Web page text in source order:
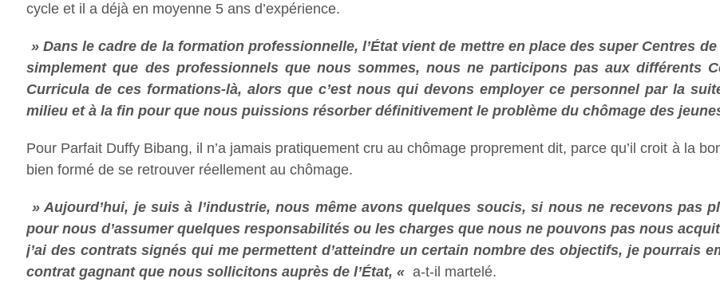
cycle et il a déjà en moyenne 5 ans d’expérience.
» Dans le cadre de la formation professionnelle, l’État vient de mettre en place des super Centres
simplement que des professionnels que nous sommes, nous ne participons pas aux différents
Curricula de ces formations-là, alors que c’est nous qui devons employer ce personnel par la
milieu et à la fin pour que nous puissions résorber définitivement le problème du chômage des
Pour Parfait Duffy Bibang, il n’a jamais pratiquement cru au chômage proprement dit, parce qu’il croit à la
bien formé de se retrouver réellement au chômage.
» Aujourd’hui, je suis à l’industrie, nous même avons quelques soucis, si nous ne recevons pas
pour nous d’assumer quelques responsabilités ou les charges que nous ne pouvons pas nous
j’ai des contrats signés qui me permettent d’atteindre un certain nombre des objectifs, je pourrais
contrat gagnant que nous sollicitons auprès de l’État, « a-t-il martelé.